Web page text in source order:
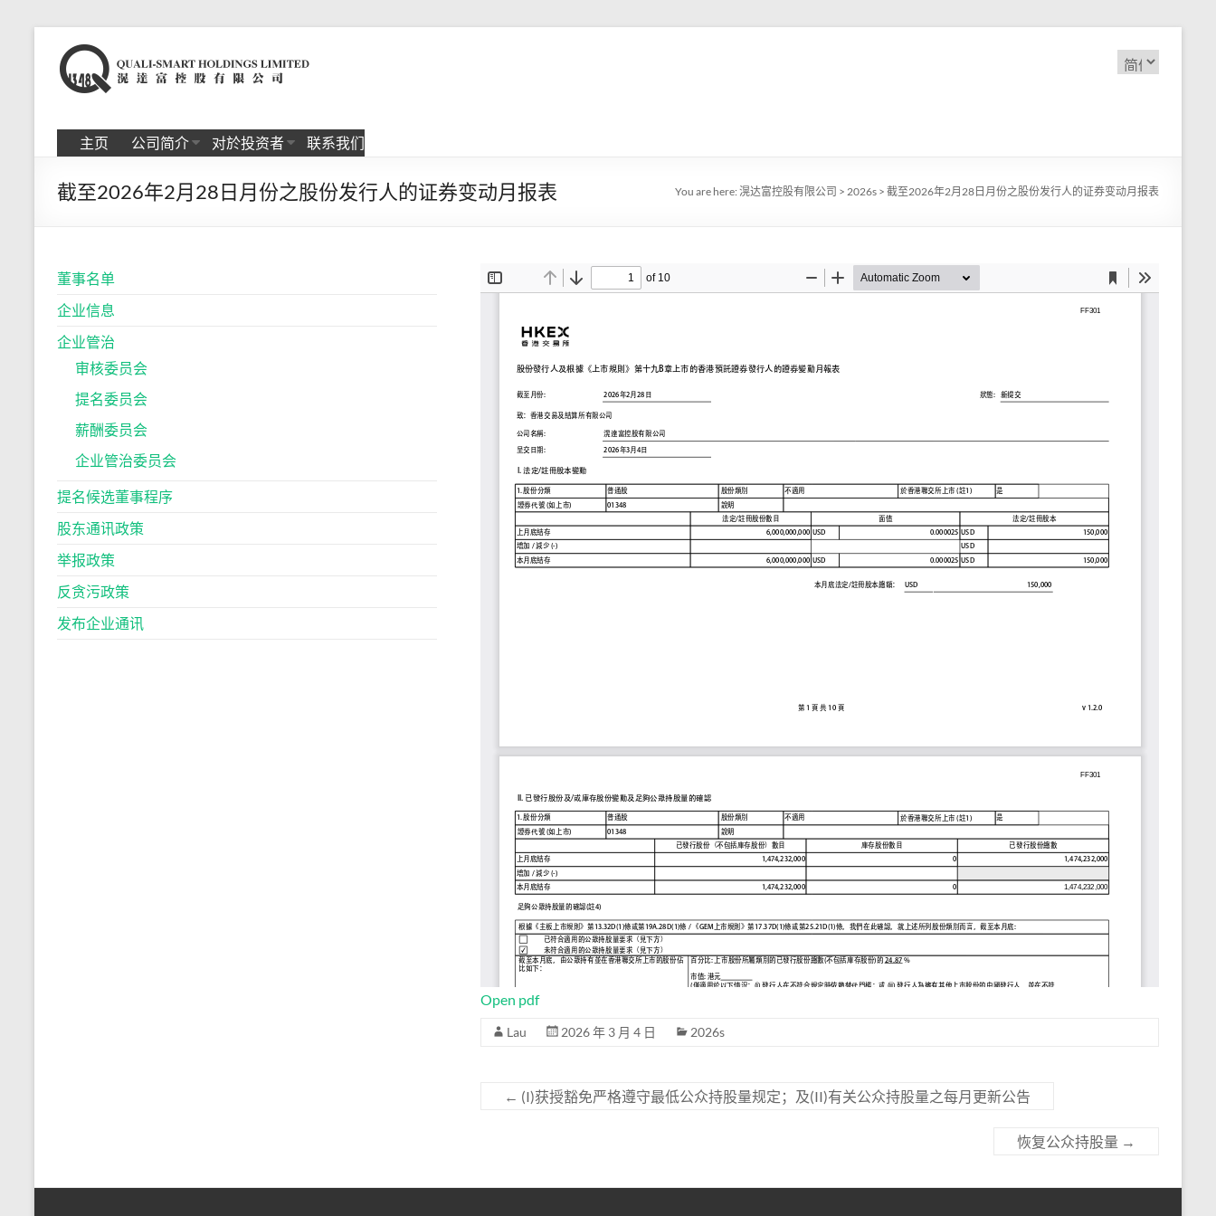
content
滉
达
富
控
股
限
公
司
选
择
主页
公司简介 对於投资者 联系我们
截至2026年2月28日月份之股份发行人的证券变动月报表 You are here: 滉达富控股有限公司 > 2026s > 截至2026年2月28日月份之股份发行人的证券变动月报表
Open pdf
Lau 2026 年 3 月 4 日 2026s
← (I)获授豁免严格遵守最低公众持股量规定；及(II)有关公众持股量之每月更新公告
恢复公众持股量 →
董事名单
企业信息
企业管治
审核委员会
提名委员会
薪酬委员会
企业管治委员会
提名候选董事程序
股东通讯政策
举报政策
反贪污政策
发布企业通讯